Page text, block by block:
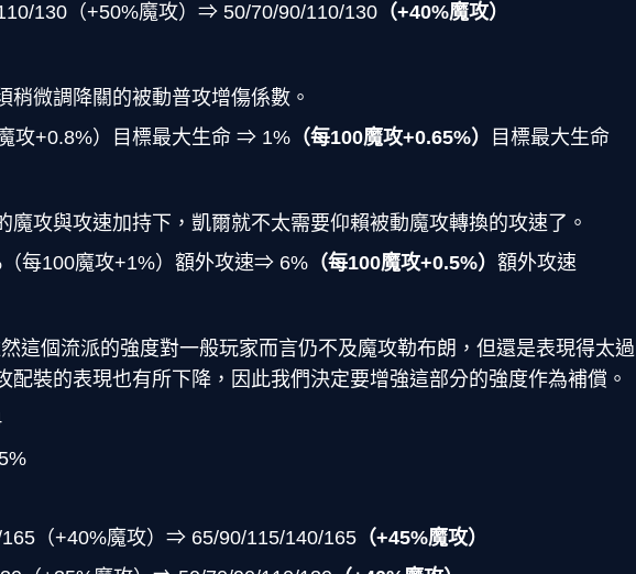
130（+50%魔攻）⇒ 50/70/90/110/130 （+40%魔攻）
稍微調降關的被動普攻增傷係數。
攻+0.8%）目標最大生命 ⇒ 1% （每100魔攻+0.65%）
目標最大生命
魔攻與攻速加持下，凱爾就不太需要仰賴被動魔攻轉換的攻速了。
每100魔攻+1%）額外攻速⇒ 6% （每100魔攻+0.5%） 額外攻速
這個流派的強度對一般玩家而言仍不及魔攻勒布朗，但還是表現得太過
配裝的表現也有所下降，因此我們決定要增強這部分的強度作為補償。
（+40%魔攻）⇒ 65/90/115/140/165 （+45%魔攻）